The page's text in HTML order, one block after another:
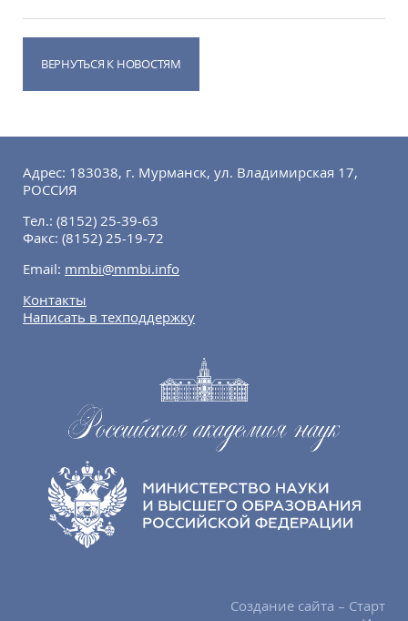
ВЕРНУТЬСЯ К НОВОСТЯМ
Адрес: 183038, г. Мурманск, ул. Владимирская 17,
РОССИЯ
Тел.: (8152) 25-39-63
Факс: (8152) 25-19-72
Email: mmbi@mmbi.info
Контакты
Написать в техподдержку
Создание сайта – Старт